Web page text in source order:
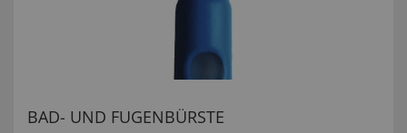
BAD- UND FUGENBÜRSTE